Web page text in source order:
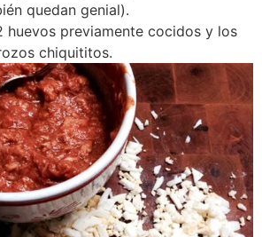
quedan genial).
huevos previamente cocidos y los
chiquititos.